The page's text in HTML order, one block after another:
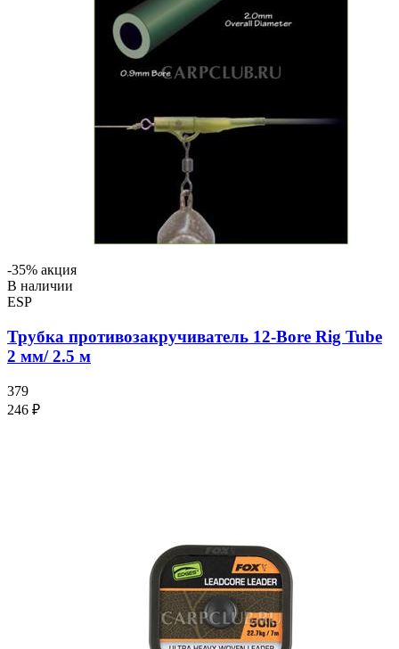
-35% акция
В наличии
ESP
Трубка противозакручиватель 12-Bore Rig Tube
2 мм/ 2.5 м
379
246 ₽